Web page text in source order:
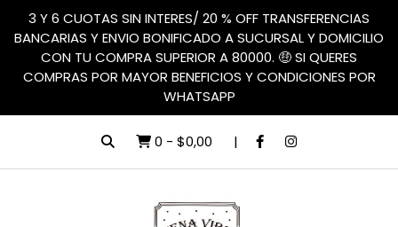
3 Y 6 CUOTAS SIN INTERES/ 20 % OFF TRANSFERENCIAS
BANCARIAS Y ENVIO BONIFICADO A SUCURSAL Y DOMICILIO
CON TU COMPRA SUPERIOR A 80000. 🤑 SI QUERES
COMPRAS POR MAYOR BENEFICIOS Y CONDICIONES POR
WHATSAPP
0 - $0,00